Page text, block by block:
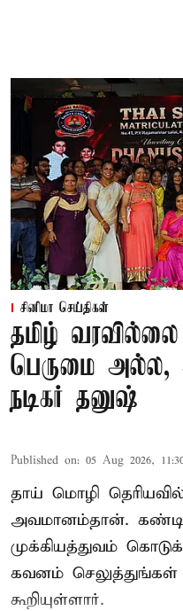
சினிமா செய்திகள்
தமிழ்
பெருமை
நடிகர் தனுஷ்
Published on: 05 Aug 2026,
தாய் மொழி
அவமானம்தான்.
முக்கியத்துவம்
கவனம் செலுத்துங்கள்
கூறியுள்ளார்.